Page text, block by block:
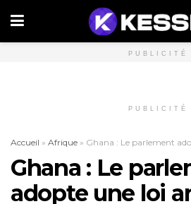
PUBLICITÉ
PUBLICITÉ
Accueil » Afrique » Ghana : Le parlement
Ghana : Le
adopte une loi